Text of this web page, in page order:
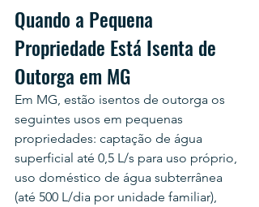
Quando a Pequena
Propriedade Está Isenta de
Outorga em MG
Em MG, estão isentos de outorga os
seguintes usos em pequenas
propriedades: captação de água
superficial até 0,5 L/s para uso próprio,
uso doméstico de água subterrânea
(até 500 L/dia por unidade familiar),